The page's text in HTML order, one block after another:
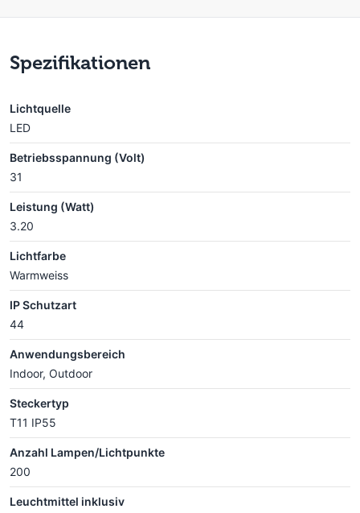
Spezifikationen
Lichtquelle
LED
Betriebsspannung (Volt)
31
Leistung (Watt)
3.20
Lichtfarbe
Warmweiss
IP Schutzart
44
Anwendungsbereich
Indoor, Outdoor
Steckertyp
T11 IP55
Anzahl Lampen/Lichtpunkte
200
Leuchtmittel inklusiv